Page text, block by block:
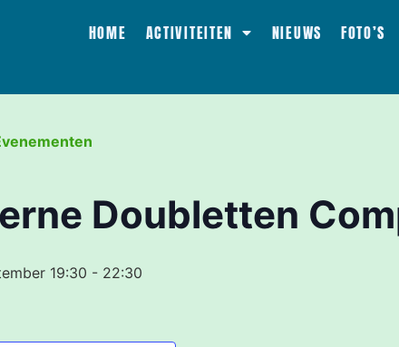
HOME ACTIVITEITEN NIEUWS FOTO’S
Doubletten
19:30 - 22:30